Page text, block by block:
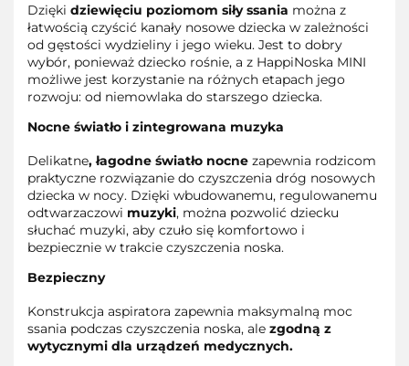
Dzięki dziewięciu poziomom siły ssania można z
łatwością czyścić kanały nosowe dziecka w zależności
od gęstości wydzieliny i jego wieku. Jest to dobry
wybór, ponieważ dziecko rośnie, a z HappiNoska MINI
możliwe jest korzystanie na różnych etapach jego
rozwoju: od niemowlaka do starszego dziecka.
Nocne światło i zintegrowana muzyka
Delikatne, łagodne światło nocne zapewnia rodzicom
praktyczne rozwiązanie do czyszczenia dróg nosowych
dziecka w nocy. Dzięki wbudowanemu, regulowanemu
odtwarzaczowi muzyki, można pozwolić dziecku
słuchać muzyki, aby czuło się komfortowo i
bezpiecznie w trakcie czyszczenia noska.
Bezpieczny
Konstrukcja aspiratora zapewnia maksymalną moc
ssania podczas czyszczenia noska, ale zgodną z
wytycznymi dla urządzeń medycznych.